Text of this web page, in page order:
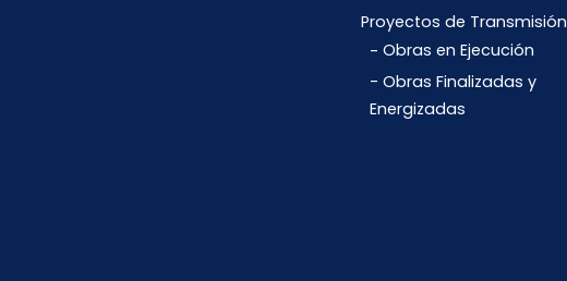
Proyectos de Transmisión
Obras en Ejecución
Obras Finalizadas y
Energizadas